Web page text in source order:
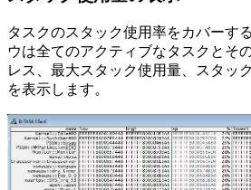
タスクのスタック使用率をカバーす
ウは全てのアクティブなタスクとそ
レス、最大スタック使用量、スタッ
を表示します。